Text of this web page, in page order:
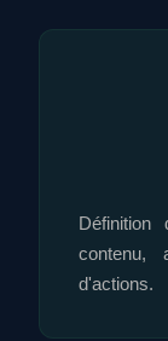
Définition
contenu,
d'actions.